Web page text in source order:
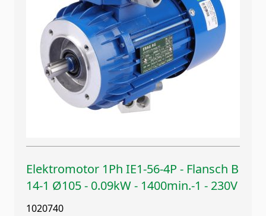
Elektromotor 1Ph IE1-56-4P - Flansch B
14-1 Ø105 - 0.09kW - 1400min.-1 - 230V
1020740